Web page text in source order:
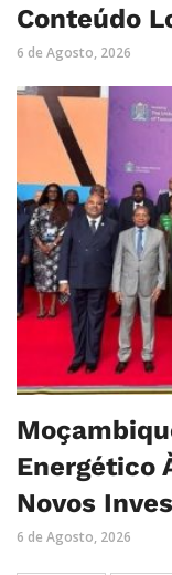
Conteúdo
6 de Agosto, 2026
Energético
Novos
6 de Agosto, 2026